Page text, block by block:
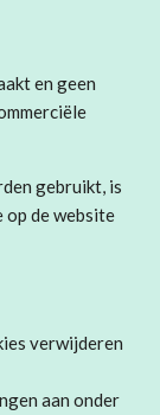
en geen
gebruikt, is
op de website
verwijderen
aan onder